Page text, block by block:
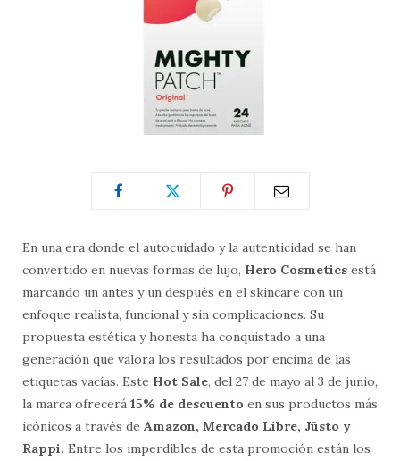
En una era donde el autocuidado y la autenticidad se han
convertido en nuevas formas de lujo, Hero Cosmetics está
marcando un antes y un después en el skincare con un
enfoque realista, funcional y sin complicaciones. Su
propuesta estética y honesta ha conquistado a una
generación que valora los resultados por encima de las
etiquetas vacías. Este Hot Sale, del 27 de mayo al 3 de junio,
la marca ofrecerá 15% de descuento en sus productos más
icónicos a través de Amazon, Mercado Libre, Jüsto y
Rappi. Entre los imperdibles de esta promoción están los